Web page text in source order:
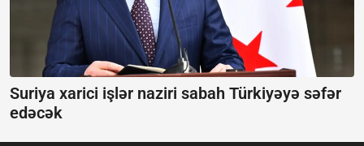
Suriya xarici işlər naziri sabah Türkiyəyə səfər
edəcək